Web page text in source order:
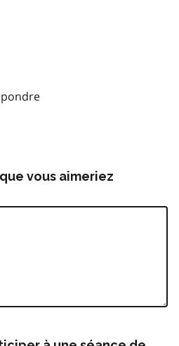
vous aimeriez